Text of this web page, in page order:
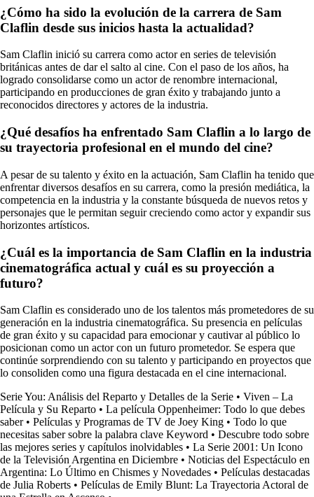
¿Cómo ha sido la evolución de la carrera de Sam
Claflin desde sus inicios hasta la actualidad?
Sam Claflin inició su carrera como actor en series de televisión
británicas antes de dar el salto al cine. Con el paso de los años, ha
logrado consolidarse como un actor de renombre internacional,
participando en producciones de gran éxito y trabajando junto a
reconocidos directores y actores de la industria.
¿Qué desafíos ha enfrentado Sam Claflin a lo largo de
su trayectoria profesional en el mundo del cine?
A pesar de su talento y éxito en la actuación, Sam Claflin ha tenido que
enfrentar diversos desafíos en su carrera, como la presión mediática, la
competencia en la industria y la constante búsqueda de nuevos retos y
personajes que le permitan seguir creciendo como actor y expandir sus
horizontes artísticos.
¿Cuál es la importancia de Sam Claflin en la industria
cinematográfica actual y cuál es su proyección a
futuro?
Sam Claflin es considerado uno de los talentos más prometedores de su
generación en la industria cinematográfica. Su presencia en películas
de gran éxito y su capacidad para emocionar y cautivar al público lo
posicionan como un actor con un futuro prometedor. Se espera que
continúe sorprendiendo con su talento y participando en proyectos que
lo consoliden como una figura destacada en el cine internacional.
Serie You: Análisis del Reparto y Detalles de la Serie • Viven – La
Película y Su Reparto • La película Oppenheimer: Todo lo que debes
saber• Películas y Programas de TV de Joey King • Todo lo que
necesitas saber sobre la palabra clave Keyword • Descubre todo sobre
las mejores series y capítulos inolvidables • La Serie 2001: Un Icono
de la Televisión Argentina en Diciembre • Noticias del Espectáculo en
Argentina: Lo Último en Chismes y Novedades • Películas destacadas
de Julia Roberts • Películas de Emily Blunt: La Trayectoria Actoral de